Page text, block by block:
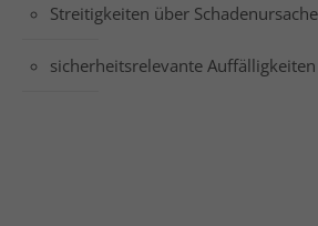
Streitigkeiten über
sicherheitsrelevante Auffälligkeiten